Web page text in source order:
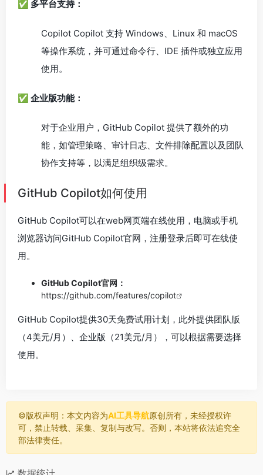
✅ 多平台支持：
Copilot Copilot 支持 Windows、Linux 和 macOS
等操作系统，并可通过命令行、IDE 插件或独立应用
使用。
✅ 企业版功能：
对于企业用户，GitHub Copilot 提供了额外的功
能，如管理策略、审计日志、文件排除配置以及团队
协作支持等，以满足组织级需求。
GitHub Copilot如何使用
GitHub Copilot可以在web网页端在线使用，电脑或手机
浏览器访问GitHub Copilot官网，注册登录后即可在线使
用。
GitHub Copilot官网：
https://github.com/features/copilot
GitHub Copilot提供30天免费试用计划，此外提供团队版
（4美元/月）、企业版（21美元/月），可以根据需要选择
使用。
©️版权声明：本文内容为AI工具导航原创所有，未经授权许
可，禁止转载、采集、复制与改写。否则，本站将依法追究全
部法律责任。